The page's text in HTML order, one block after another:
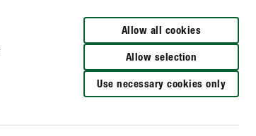
Allow all cookies
Allow selection
Use necessary cookies only